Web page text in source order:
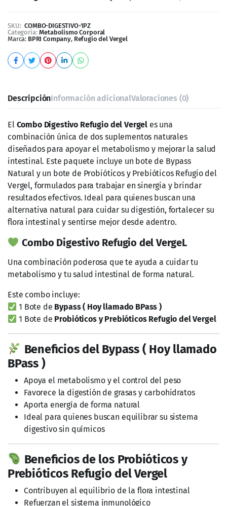
SKU: COMBO-DIGESTIVO-1PZ
Categoría: Metabolismo Corporal
Marca: BPRI Company, Refugio del Vergel
DescripciónInformación adicionalValoraciones (0)
El Combo Digestivo Refugio del Vergel es una
combinación única de dos suplementos naturales
diseñados para apoyar el metabolismo y mejorar la salud
intestinal. Este paquete incluye un bote de Bypass
Natural y un bote de Probióticos y Prebióticos Refugio del
Vergel, formulados para trabajar en sinergia y brindar
resultados efectivos. Ideal para quienes buscan una
alternativa natural para cuidar su digestión, fortalecer su
flora intestinal y sentirse mejor desde adentro.
Combo Digestivo Refugio del VergeL
Una combinación poderosa que te ayuda a cuidar tu
metabolismo y tu salud intestinal de forma natural.
Este combo incluye:
1 Bote de Bypass ( Hoy llamado BPass )
1 Bote de Probióticos y Prebióticos Refugio del Vergel
Beneficios del Bypass ( Hoy llamado
BPass )
Apoya el metabolismo y el control del peso
Favorece la digestión de grasas y carbohidratos
Aporta energía de forma natural
Ideal para quienes buscan equilibrar su sistema
digestivo sin químicos
Beneficios de los Probióticos y
Prebióticos Refugio del Vergel
Contribuyen al equilibrio de la flora intestinal
Refuerzan el sistema inmunológico